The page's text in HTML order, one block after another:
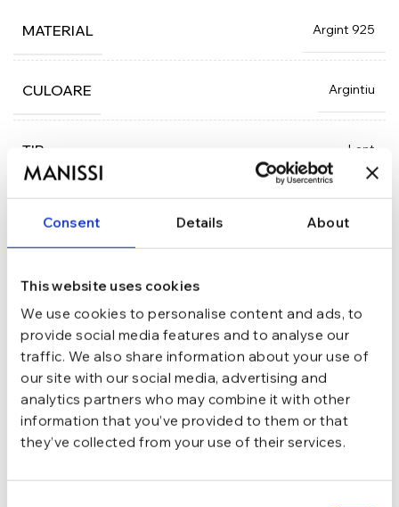
Consent Details About
This website uses cookies
We use cookies to personalise content and ads, to
provide social media features and to analyse our
traffic. We also share information about your use of
our site with our social media, advertising and
analytics partners who may combine it with other
information that you’ve provided to them or that
they’ve collected from your use of their services.
MATERIAL Argint 925
CULOARE Argintiu
TIP Lant
DESCRIERE
RECENZII
Stoc epuizat